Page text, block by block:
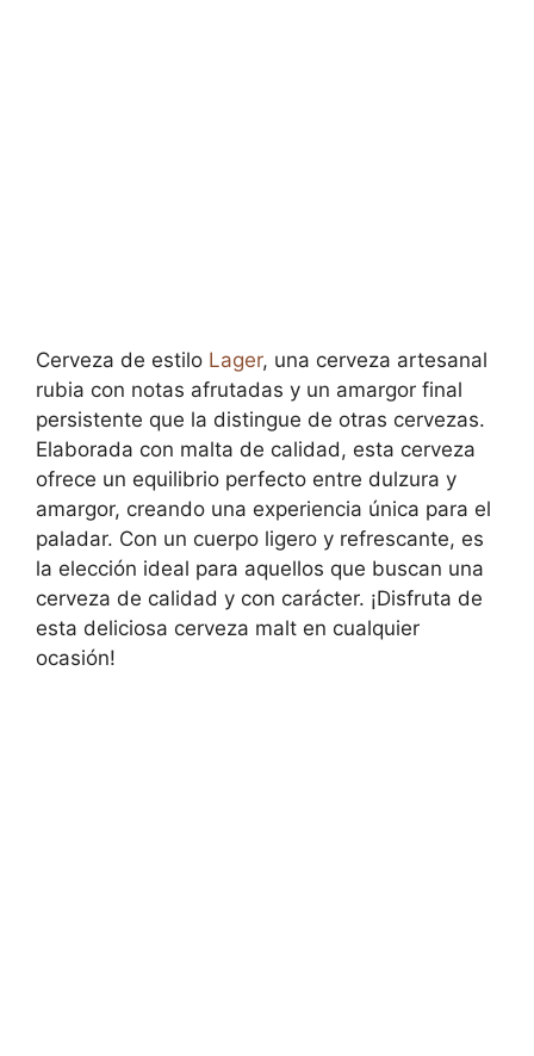
Cerveza de estilo Lager, una cerveza artesanal
rubia con notas afrutadas y un amargor final
persistente que la distingue de otras cervezas.
Elaborada con malta de calidad, esta cerveza
ofrece un equilibrio perfecto entre dulzura y
amargor, creando una experiencia única para el
paladar. Con un cuerpo ligero y refrescante, es
la elección ideal para aquellos que buscan una
cerveza de calidad y con carácter. ¡Disfruta de
esta deliciosa cerveza malt en cualquier
ocasión!